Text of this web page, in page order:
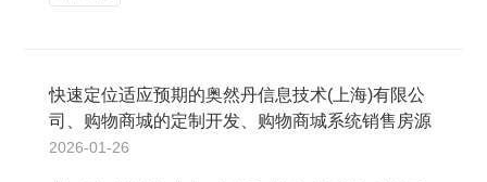
快速定位适应预期的奥然丹信息技术(上海)有限公
司、购物商城的定制开发、购物商城系统销售房源
2026-01-26